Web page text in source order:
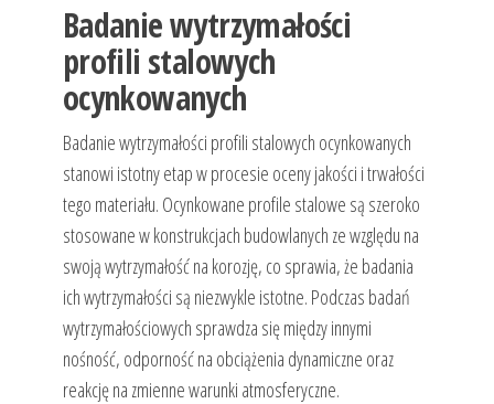
Badanie wytrzymałości
profili stalowych
ocynkowanych
Badanie wytrzymałości profili stalowych ocynkowanych
stanowi istotny etap w procesie oceny jakości i trwałości
tego materiału. Ocynkowane profile stalowe są szeroko
stosowane w konstrukcjach budowlanych ze względu na
swoją wytrzymałość na korozję, co sprawia, że badania
ich wytrzymałości są niezwykle istotne. Podczas badań
wytrzymałościowych sprawdza się między innymi
nośność, odporność na obciążenia dynamiczne oraz
reakcję na zmienne warunki atmosferyczne.